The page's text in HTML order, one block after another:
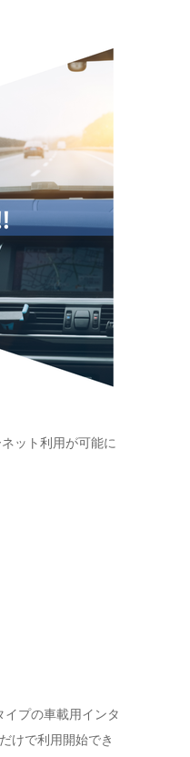
ット利用が可能に
イプの車載用インタ
けで利用開始でき